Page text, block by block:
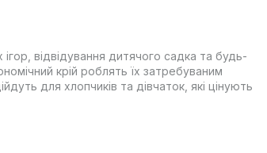
відвідування дитячого садка та будь-
крій роблять їх затребуваним
для хлопчиків та дівчаток, які цінують